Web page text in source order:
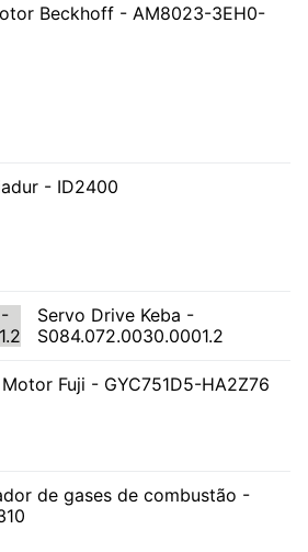
Beckhoff - AM8023-3EH0-
- ID2400
Servo Drive Keba -
S084.072.0030.0001.2
Fuji - GYC751D5-HA2Z76
de gases de combustão -